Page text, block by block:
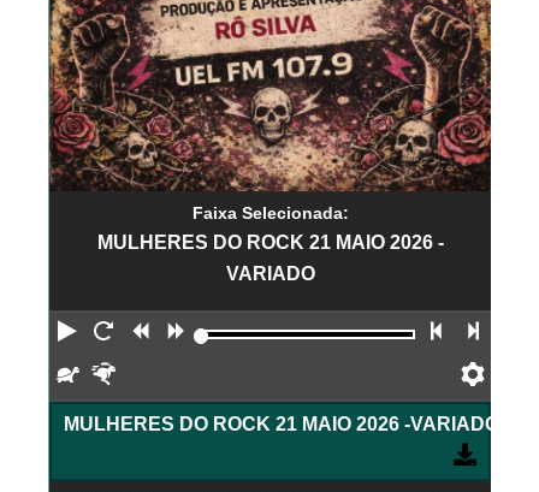
Faixa Selecionada:
MULHERES DO ROCK 21 MAIO 2026 -
VARIADO
Reproduzir
Reiniciar
Retroceder
Avançar Faixa
Devagar
MULHERES DO ROCK 21 MAIO 2026 -VARIADO